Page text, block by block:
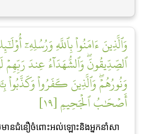
وَٱلَّذِينَ ءَامَنُواْ بِٱللَّهِ وَرُسُلِهِۦٓ
ٱلصِّدِّيقُونَۖ وَٱلشُّهَدَآءُ عِندَ رَبِّهِمۡ
وَنُورُهُمۡۖ وَٱلَّذِينَ كَفَرُواْ وَكَذَّبُواْ
أَصۡحَٰبُ ٱلۡجَحِيمِ [١٩]
ានជំនឿចំពោះអល់ឡោះនិងអ្នកនាំសា